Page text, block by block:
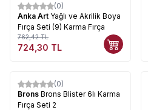
%5
(0)
Anka Art Yağlı ve Akrilik Boya
Fırça Seti (9) Karma Fırça
762,42TL
724,30 TL
%5
(0)
Brons Brons Blister 6lı Karma
Fırça Seti 2